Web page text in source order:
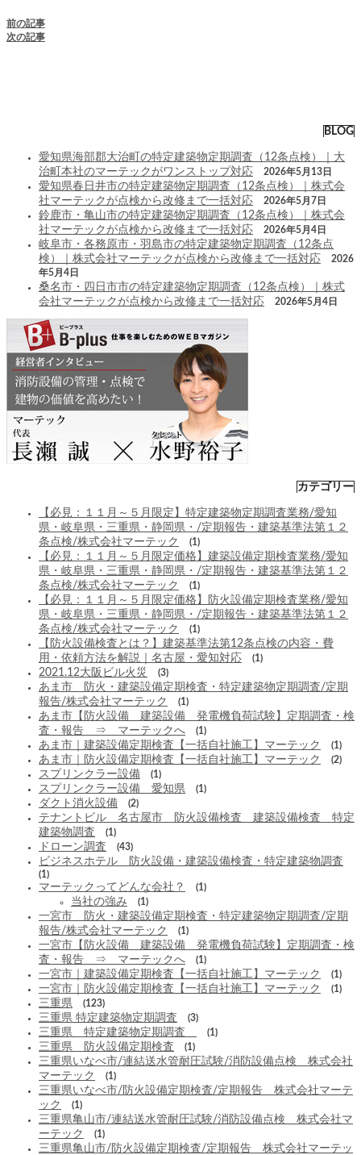
前の記事
次の記事
BLOG
愛知県海部郡大治町の特定建築物定期調査（12条点検）｜大
治町本社のマーテックがワンストップ対応
2026年5月13日
愛知県春日井市の特定建築物定期調査（12条点検）｜株式会
社マーテックが点検から改修まで一括対応
2026年5月7日
鈴鹿市・亀山市の特定建築物定期調査（12条点検）｜株式会
社マーテックが点検から改修まで一括対応
2026年5月4日
岐阜市・各務原市・羽島市の特定建築物定期調査（12条点
検）｜株式会社マーテックが点検から改修まで一括対応
2026
年5月4日
桑名市・四日市市の特定建築物定期調査（12条点検）｜株式
会社マーテックが点検から改修まで一括対応
2026年5月4日
カテゴリー
【必見：１１月～５月限定】特定建築物定期調査業務/愛知
県・岐阜県・三重県・静岡県・/定期報告・建築基準法第１２
条点検/株式会社マーテック
(1)
【必見：１１月～５月限定価格】建築設備定期検査業務/愛知
県・岐阜県・三重県・静岡県・/定期報告・建築基準法第１２
条点検/株式会社マーテック
(1)
【必見：１１月～５月限定価格】防火設備定期検査業務/愛知
県・岐阜県・三重県・静岡県・/定期報告・建築基準法第１２
条点検/株式会社マーテック
(1)
【防火設備検査とは？】建築基準法第12条点検の内容・費
用・依頼方法を解説｜名古屋・愛知対応
(1)
2021.12大阪ビル火災 (3)
あま市 防火・建築設備定期検査・特定建築物定期調査/定期
報告/株式会社マーテック
(1)
あま市【防火設備 建築設備 発電機負荷試験】定期調査・検
査・報告 ⇒ マーテックへ
(1)
あま市｜建築設備定期検査【一括自社施工】マーテック (1)
あま市｜防火設備定期検査【一括自社施工】マーテック (2)
スプリンクラー設備 (1)
スプリンクラー設備 愛知県 (1)
ダクト消火設備 (2)
テナントビル 名古屋市 防火設備検査 建築設備検査 特定
建築物調査
(1)
ドローン調査 (43)
ビジネスホテル 防火設備・建築設備検査・特定建築物調査
(1)
マーテックってどんな会社？ (1)
当社の強み (1)
一宮市 防火・建築設備定期検査・特定建築物定期調査/定期
報告/株式会社マーテック
(1)
一宮市【防火設備 建築設備 発電機負荷試験】定期調査・検
査・報告 ⇒ マーテックへ
(1)
一宮市｜建築設備定期検査【一括自社施工】マーテック (1)
一宮市｜防火設備定期検査【一括自社施工】マーテック (1)
三重県 (123)
三重県 特定建築物定期調査 (3)
三重県 特定建築物定期調査 (1)
三重県 防火設備定期検査 (1)
三重県いなべ市/連結送水管耐圧試験/消防設備点検 株式会社
マーテック
(1)
三重県いなべ市/防火設備定期検査/定期報告 株式会社マーテ
ック
(1)
三重県亀山市/連結送水管耐圧試験/消防設備点検 株式会社マ
ーテック
(1)
三重県亀山市/防火設備定期検査/定期報告 株式会社マーテッ